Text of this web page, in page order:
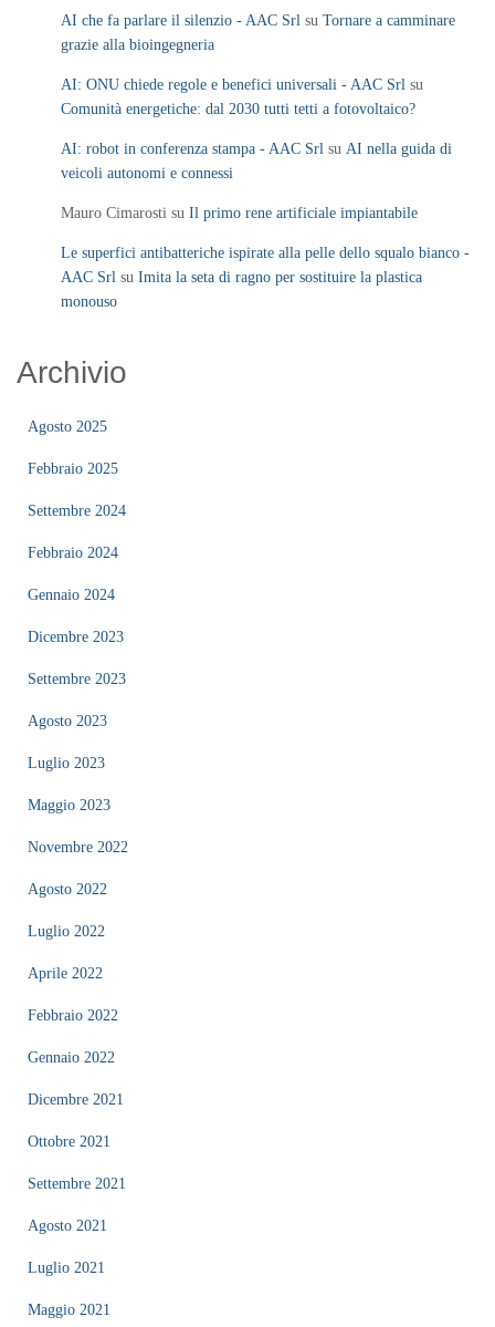
AI che fa parlare il silenzio - AAC Srl su Tornare a camminare
grazie alla bioingegneria
AI: ONU chiede regole e benefici universali - AAC Srl su
Comunità energetiche: dal 2030 tutti tetti a fotovoltaico?
AI: robot in conferenza stampa - AAC Srl su AI nella guida di
veicoli autonomi e connessi
Mauro Cimarosti su Il primo rene artificiale impiantabile
Le superfici antibatteriche ispirate alla pelle dello squalo bianco -
AAC Srl su Imita la seta di ragno per sostituire la plastica
monouso
Archivio
Agosto 2025
Febbraio 2025
Settembre 2024
Febbraio 2024
Gennaio 2024
Dicembre 2023
Settembre 2023
Agosto 2023
Luglio 2023
Maggio 2023
Novembre 2022
Agosto 2022
Luglio 2022
Aprile 2022
Febbraio 2022
Gennaio 2022
Dicembre 2021
Ottobre 2021
Settembre 2021
Agosto 2021
Luglio 2021
Maggio 2021